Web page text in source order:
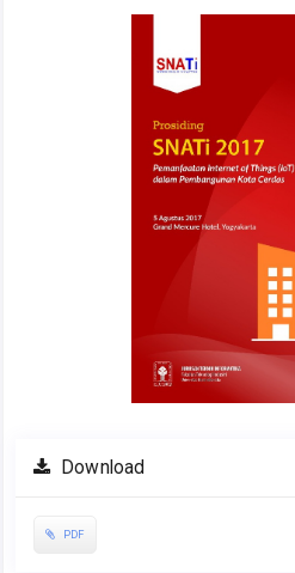
Download
PDF